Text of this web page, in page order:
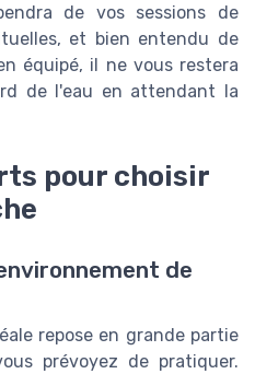
de vos sessions de
et bien entendu de
équipé, il ne vous restera
de l'eau en attendant la
pour choisir
de
repose en grande partie
prévoyez de pratiquer.